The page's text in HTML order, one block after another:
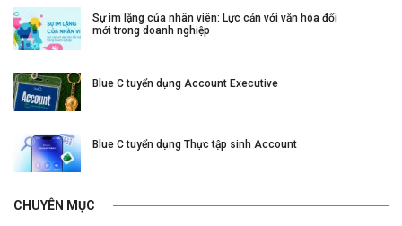
Sự im lặng của nhân viên: Lực cản với văn hóa đổi
mới trong doanh nghiệp
Blue C tuyển dụng Account Executive
Blue C tuyển dụng Thực tập sinh Account
CHUYÊN MỤC